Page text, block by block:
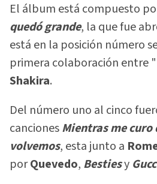
El álbum está compuesto
quedó grande, la que fue
está en la posición número
primera colaboración entre "
Shakira.
Del número uno al cinco
cancionesMientras me curo
volvemos, esta junto a
porQuevedo, Bestiesy